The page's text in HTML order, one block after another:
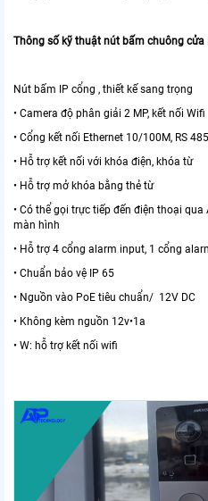
Thông số kỹ thuật nút bấm chuông cửa
Nút bấm IP cổng , thiết kế sang trọng
• Camera độ phân giải 2 MP, kết nối Wifi
• Cổng kết nối Ethernet 10/100M, RS 485
• Hỗ trợ kết nối với khóa điện, khóa từ
• Hỗ trợ mở khóa bằng thẻ từ
• Có thể gọi trực tiếp đến điện thoại
màn hình
• Hỗ trợ 4 cổng alarm input, 1 cổng
• Chuẩn bảo vệ IP 65
• Nguồn vào PoE tiêu chuẩn/ 12V DC
• Không kèm nguồn 12v•1a
• W: hỗ trợ kết nối wifi